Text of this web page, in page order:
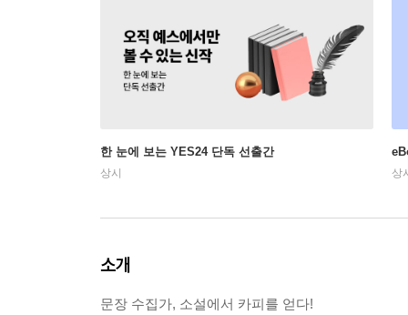
한 눈에 보는 YES24 단독 선출간
상시 상
소개
문장 수집가, 소설에서 카피를 얻다!